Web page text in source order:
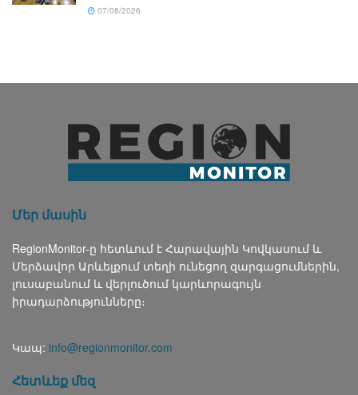
07/08/2026
Մեր մասին
RegionMonitor-ը հետևում է Հարավային Կովկասում և
Մերձավոր Արևելքում տեղի ունեցող զարգացումներին,
լուսաբանում և վերլուծում կարևորագույն
իրադարձությունները։
Կապ: info@regionmonitor.com
Հետևեք մեզ